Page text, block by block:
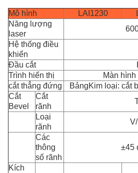
Mô hình LAI1230
Năng lượng
laser
Hệ thống điều
khiển
Đầu cắt
Trình hiển thị
Màn
cắt thẳng đứng
BảngKim loại: cắt
Cắt
Bevel
Cắt
rãnh
Loại
rãnh
Các
thông
số rãnh
±45
Kích